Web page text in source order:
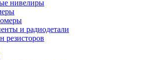
нивелиры
и радиодетали
резисторов